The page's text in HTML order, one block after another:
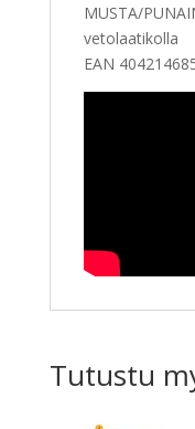
MUSTA/
vetolaatikolla
EAN
Tutustu